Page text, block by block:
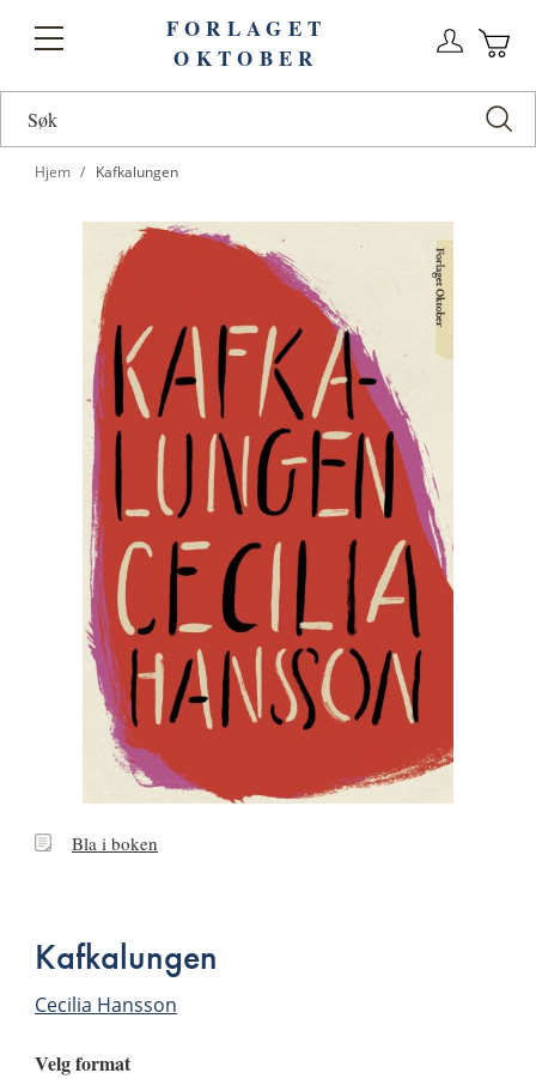
Toggle
FORLAGET
OKTOBER
Hjem Kafkalungen
BlaBla i boken
Kafkalungen
Cecilia Hansson
Velg format